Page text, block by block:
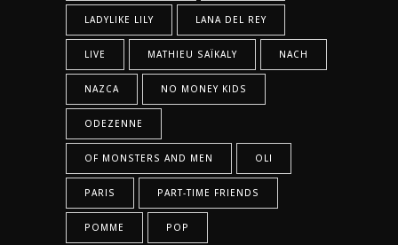
LADYLIKE LILY LANA DEL REY
LIVE MATHIEU SAÏKALY NACH
NAZCA NO MONEY KIDS
ODEZENNE
OF MONSTERS AND MEN OLI
PARIS PART-TIME FRIENDS
POMME POP